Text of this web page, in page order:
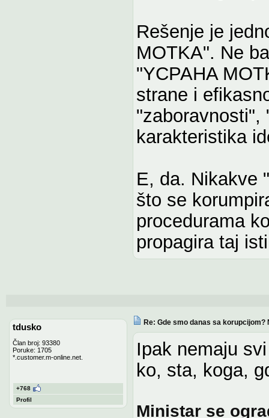
Rešenje je
MOTKA". Ne
"YCPAHA
strane i
"zaboravnosti",
karakteristika
E, da. Nikakve
što se
procedurama
propagira taj
tdusko
Član broj: 93380
Poruke: 1705
*.customer.m-online.net.
+768
Profil
Re: Gde smo danas sa korupcijom?
Ipak nemaju
ko, sta, koga,
Ministar se